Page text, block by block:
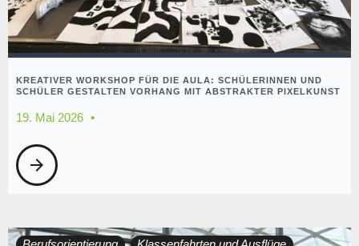
KREATIVER WORKSHOP FÜR DIE AULA: SCHÜLERINNEN UND
SCHÜLER GESTALTEN VORHANG MIT ABSTRAKTER PIXELKUNST
19. Mai 2026
arrow_forward